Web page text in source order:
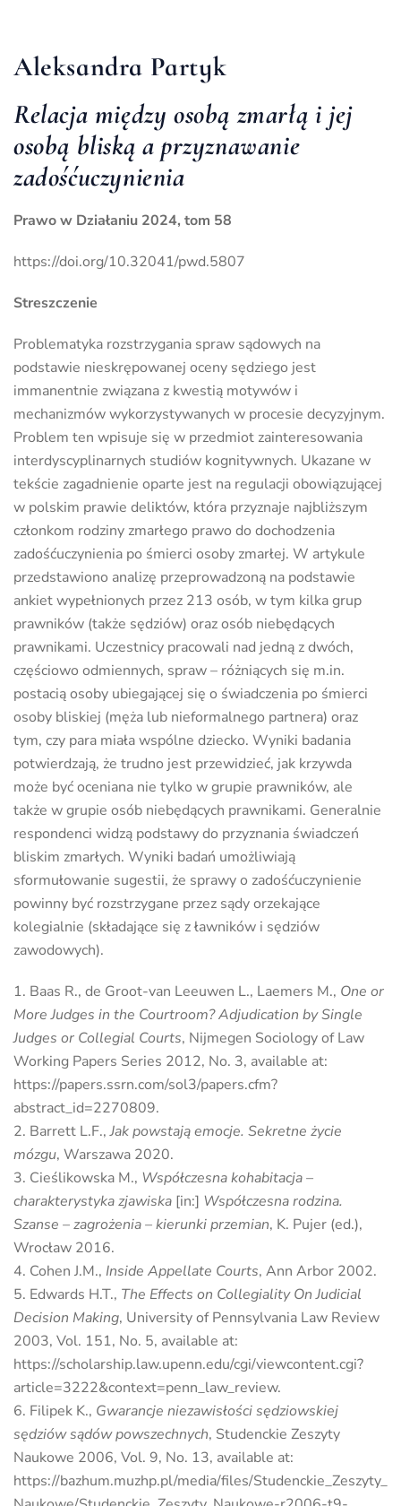
Aleksandra Partyk
Relacja między osobą zmarłą i jej
osobą bliską a przyznawanie
zadośćuczynienia
Prawo w Działaniu 2024, tom 58
https://doi.org/10.32041/pwd.5807
Streszczenie
Problematyka rozstrzygania spraw sądowych na
podstawie nieskrępowanej oceny sędziego jest
immanentnie związana z kwestią motywów i
mechanizmów wykorzystywanych w procesie decyzyjnym.
Problem ten wpisuje się w przedmiot zainteresowania
interdyscyplinarnych studiów kognitywnych. Ukazane w
tekście zagadnienie oparte jest na regulacji obowiązującej
w polskim prawie deliktów, która przyznaje najbliższym
członkom rodziny zmarłego prawo do dochodzenia
zadośćuczynienia po śmierci osoby zmarłej. W artykule
przedstawiono analizę przeprowadzoną na podstawie
ankiet wypełnionych przez 213 osób, w tym kilka grup
prawników (także sędziów) oraz osób niebędących
prawnikami. Uczestnicy pracowali nad jedną z dwóch,
częściowo odmiennych, spraw – różniących się m.in.
postacią osoby ubiegającej się o świadczenia po śmierci
osoby bliskiej (męża lub nieformalnego partnera) oraz
tym, czy para miała wspólne dziecko. Wyniki badania
potwierdzają, że trudno jest przewidzieć, jak krzywda
może być oceniana nie tylko w grupie prawników, ale
także w grupie osób niebędących prawnikami. Generalnie
respondenci widzą podstawy do przyznania świadczeń
bliskim zmarłych. Wyniki badań umożliwiają
sformułowanie sugestii, że sprawy o zadośćuczynienie
powinny być rozstrzygane przez sądy orzekające
kolegialnie (składające się z ławników i sędziów
zawodowych).
Baas R., de Groot-van Leeuwen L., Laemers M., One or
More Judges in the Courtroom? Adjudication by Single
Judges or Collegial Courts, Nijmegen Sociology of Law
Working Papers Series 2012, No. 3, available at:
https://papers.ssrn.com/sol3/papers.cfm?
abstract_id=2270809.
Barrett L.F.,Jak powstają emocje. Sekretne życie
mózgu, Warszawa 2020.
Cieślikowska M., Współczesna kohabitacja –
charakterystyka zjawiska [in:] Współczesna rodzina.
Szanse – zagrożenia – kierunki przemian, K. Pujer (ed.),
Wrocław 2016.
Cohen J.M., Inside Appellate Courts, Ann Arbor 2002.
Edwards H.T., The Effects on Collegiality On Judicial
Decision Making, University of Pennsylvania Law Review
2003, Vol. 151, No. 5, available at:
https://scholarship.law.upenn.edu/cgi/viewcontent.cgi?
article=3222&context=penn_law_review.
Filipek K., Gwarancje niezawisłości sędziowskiej
sędziów sądów powszechnych, Studenckie Zeszyty
Naukowe 2006, Vol. 9, No. 13, available at:
https://bazhum.muzhp.pl/media/files/Studenckie_Zeszyty_